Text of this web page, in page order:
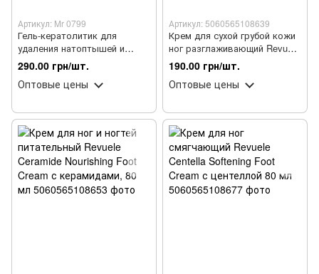
Артикул: Mr 0799
Гель-кератолитик для
удаления натоптышей и
загрубевшей кожи стоп Mr
Scrubber Foot Professional
Care
290.00 грн/шт.
Оптовые цены
Артикул: 5060565108639
Крем для сухой грубой кожи
ног разглаживающий Revuele
Ceramine Smoothing Foot
Cream 80 мл
190.00 грн/шт.
Оптовые цены